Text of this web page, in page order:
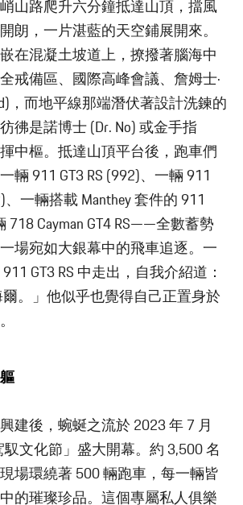
山路爬升六分鐘抵達山頂，擋風
朗，一片湛藍的天空鋪展開來。
在混凝土坡道上，撩撥著腦海中
戒備區、國際高峰會議、詹姆士·
，而地平線那端潛伏著設計洗鍊的
彿是諾博士 (Dr. No) 或金手指
中樞。抵達山頂平台後，跑車們
輛 911 GT3 RS (992)、一輛 911
、一輛搭載 Manthey 套件的 911
718 Cayman GT4 RS——全數蓄勢
場宛如大銀幕中的飛車追逐。一
GT3 RS 中走出，自我介紹道：
爾。」他似乎也覺得自己正置身於
建後，蜿蜒之流於 2023 年 7 月
文化節」盛大開幕。約 3,500 名
場環繞著 500 輛跑車，每一輛皆
的璀璨珍品。這個專屬私人俱樂